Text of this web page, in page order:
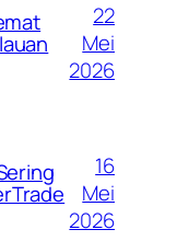
22
Mei
2026
16
Mei
2026